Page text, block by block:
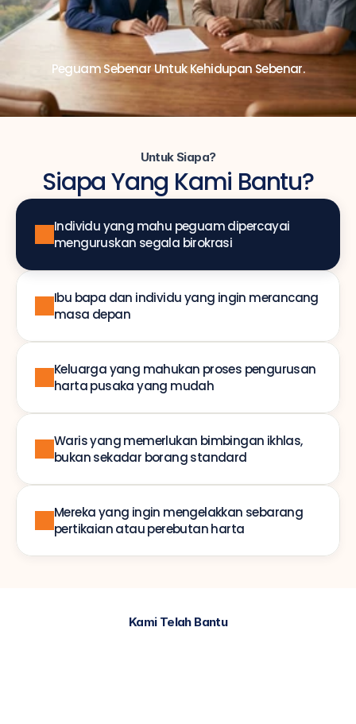
Peguam Sebenar Untuk Kehidupan Sebenar.
Untuk Siapa?
Siapa Yang Kami Bantu?
Ibu bapa dan individu yang ingin merancang
masa depan
Keluarga yang mahukan proses pengurusan
harta pusaka yang mudah
Waris yang memerlukan bimbingan ikhlas,
bukan sekadar borang standard
Mereka yang ingin mengelakkan sebarang
pertikaian atau perebutan harta
Individu yang mahu peguam dipercayai
menguruskan segala birokrasi
Kami Telah Bantu